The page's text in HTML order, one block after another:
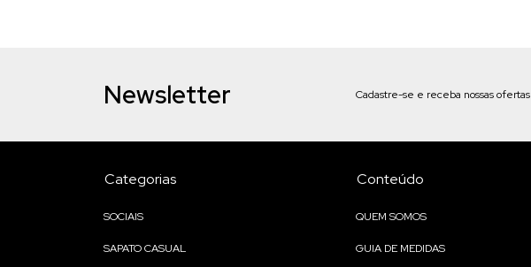
Newsletter Cadastre-se e receba nossas ofertas
Categorias
SOCIAIS
SAPATO CASUAL
Conteúdo
QUEM SOMOS
GUIA DE MEDIDAS